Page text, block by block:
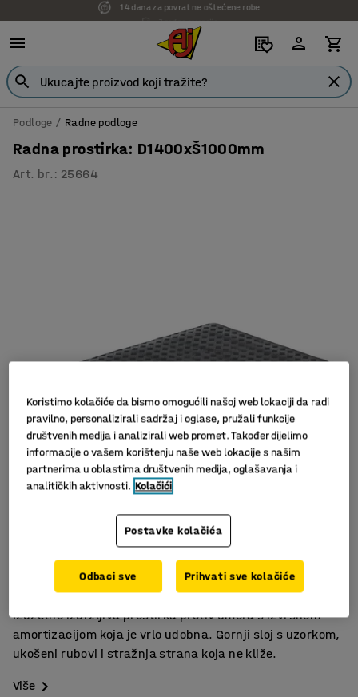
7 godina garancije
Podloge Radne podloge
Radna prostirka: D1400xŠ1000mm
Art. br. : 25664
Za industrijska okruženja
Smanjuje umor
Otporna na kemikalije
Izuzetno izdržljiva prostirka protiv umora s izvrsnom
amortizacijom koja je vrlo udobna. Gornji sloj s uzorkom,
ukošeni rubovi i stražnja strana koja ne kliže.
Više
Koristimo kolačiće da bismo omogućili našoj web lokaciji da radi
pravilno, personalizirali sadržaj i oglase, pružali funkcije
društvenih medija i analizirali web promet. Također dijelimo
informacije o vašem korištenju naše web lokacije s našim
partnerima u oblastima društvenih medija, oglašavanja i
analitičkih aktivnosti. Kolačići
Postavke kolačića
Odbaci sve Prihvati sve kolačiće